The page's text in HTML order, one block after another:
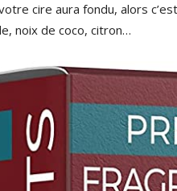
cire aura fondu, alors
noix de coco, citron…